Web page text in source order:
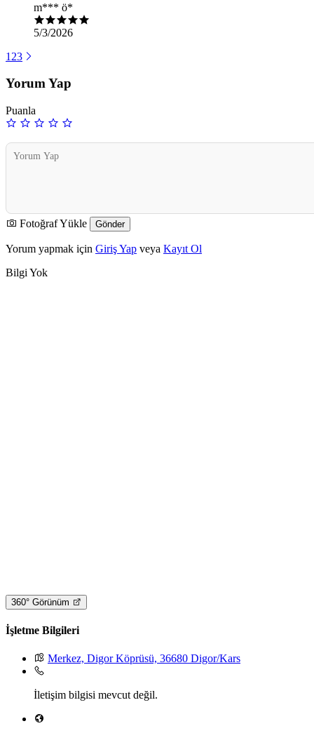
m*** ö*
5/3/2026
1 23
Yorum Yap
Puanla
Fotoğraf Yükle
Yorum yapmak için Giriş Yap veya Kayıt Ol
Bilgi Yok
360° Görünüm
İşletme Bilgileri
Merkez, Digor Köprüsü, 36680 Digor/Kars
İletişim bilgisi mevcut değil.